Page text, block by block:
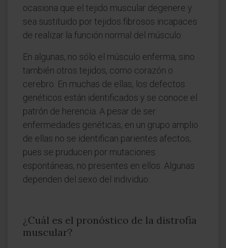
ocasiona que el tejido muscular degenere y
sea sustituido por tejidos fibrosos incapaces
de realizar la función normal del músculo.
En algunas, no sólo el músculo enferma, sino
también otros tejidos, como corazón o
cerebro. En muchas de ellas, los defectos
genéticos están identificados y se conoce el
patrón de herencia. A pesar de ser
enfermedades genéticas, en un grupo amplio
de ellas no se identifican parientes afectos,
pues se pruducen por mutaciones
espontáneas, no presentes en ellos. Algunas
dependen del sexo del individuo.
¿Cuál es el pronóstico de la distrofia
muscular?